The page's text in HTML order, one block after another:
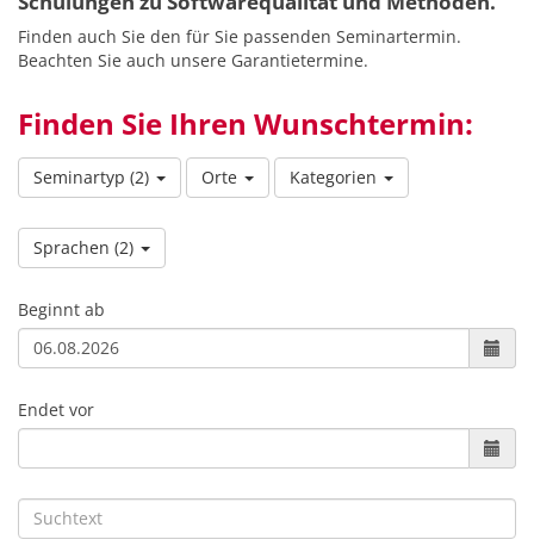
Finden auch Sie den für Sie passenden Seminartermin.
Beachten Sie auch unsere Garantietermine.
Finden Sie Ihren Wunschtermin:
Seminartyp (2) Orte Kategorien
Sprachen (2)
Beginnt ab
Endet vor
Suchtext